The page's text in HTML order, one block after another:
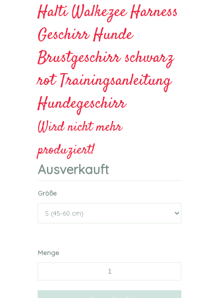
Halti Walkezee Harness
Geschirr Hunde
Brustgeschirr schwarz
rot Trainingsanleitung
Hundegeschirr
Wird nicht mehr
produziert!
Ausverkauft
Größe
Menge